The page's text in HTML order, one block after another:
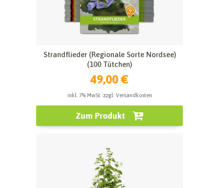
Strandflieder (Regionale Sorte Nordsee)
(100 Tütchen)
49,00 €
inkl. 7% MwSt. zzgl. Versandkosten
Zum Produkt